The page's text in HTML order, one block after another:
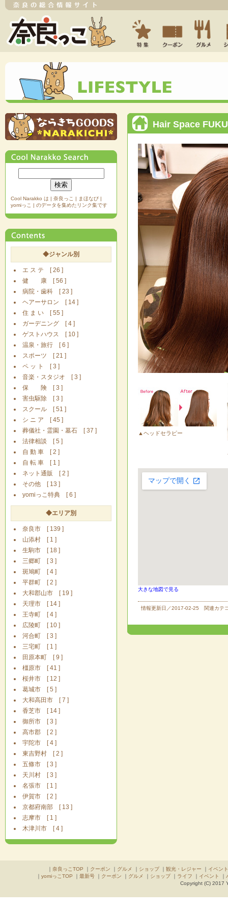
Cool Narakko は | 奈良っこ | まほなび |
yomiっこ | のデータを集めたリンク集です
◆ジャンル別
エ ス テ [ 26 ]
健 康 [ 56 ]
病院・歯科 [ 23 ]
ヘアーサロン [ 14 ]
住 ま い [ 55 ]
ガーデニング [ 4 ]
ゲストハウス [ 10 ]
温泉・旅行 [ 6 ]
スポーツ [ 21 ]
ペ ッ ト [ 3 ]
音楽・スタジオ [ 3 ]
保 険 [ 3 ]
害虫駆除 [ 3 ]
スクール [ 51 ]
シ ニ ア [ 45 ]
葬儀社・霊園・墓石 [ 37 ]
法律相談 [ 5 ]
自 動 車 [ 2 ]
自 転 車 [ 1 ]
ネット通販 [ 2 ]
その他 [ 13 ]
yomiっこ特典 [ 6 ]
◆エリア別
奈良市 [ 139 ]
山添村 [ 1 ]
生駒市 [ 18 ]
三郷町 [ 3 ]
斑鳩町 [ 4 ]
平群町 [ 2 ]
大和郡山市 [ 19 ]
天理市 [ 14 ]
王寺町 [ 4 ]
広陵町 [ 10 ]
河合町 [ 3 ]
三宅町 [ 1 ]
田原本町 [ 9 ]
橿原市 [ 41 ]
桜井市 [ 12 ]
葛城市 [ 5 ]
大和高田市 [ 7 ]
香芝市 [ 14 ]
御所市 [ 3 ]
高市郡 [ 2 ]
宇陀市 [ 4 ]
東吉野村 [ 2 ]
五條市 [ 3 ]
天川村 [ 3 ]
名張市 [ 1 ]
伊賀市 [ 2 ]
京都府南部 [ 13 ]
志摩市 [ 1 ]
木津川市 [ 4 ]
Hair Space
▲ヘッドセラピー
大きな地図で見る
情報更新日／2017-02-25 関連カテ
｜ 奈良っこTOP ｜ クーポン ｜ グルメ ｜ ショップ｜ 観光・レジャー ｜ イベント
｜ yomiっこTOP ｜ 最新号｜ クーポン ｜ グルメ ｜ ショップ｜ ライフ ｜ イベント ｜
Copyright (C) 2017